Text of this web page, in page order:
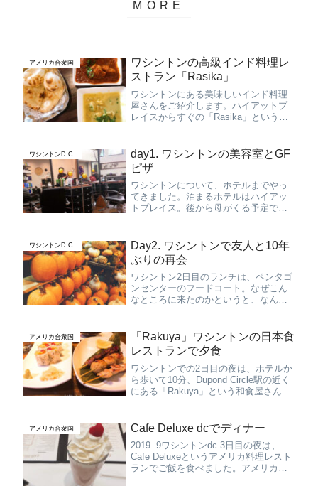
アメリカ合衆国
ワシントンの高級インド料理レ
ストラン「Rasika」
ワシントンにある美味しいインド料理
屋さんをご紹介します。ハイアットプ
レイスからすぐの「Rasika」というイ
す。かなり本格的なインド料理が食べ
れるお店...
ワシントンD.C.
day1. ワシントンの美容室とGF
ピザ
ワシントンについて、ホテルまでやっ
てきました。泊まるホテルはハイアッ
トプレイス。後から母がくる予定です
は移動でシャワー浴びれなかったので
すが、あとで髪を切りに行くのでとり
あ...
ワシントンD.C.
Day2. ワシントンで友人と10年
ぶりの再会
ワシントン2日目のランチは、ペンタゴ
ンセンターのフードコート。なぜこん
なところに来たのかというと、なんと
に来ていたので、連絡をとって会って
きました！ランチはハワイのロ...
アメリカ合衆国
「Rakuya」ワシントンの日本食
レストランで夕食
ワシントンでの2日目の夜は、ホテルか
ら歩いて10分、Dupond Circle駅の近く
にある「Rakuya」という和食屋さんで
ら食べました（笑）他にもつくね、焼
アメリカ合衆国 Cafe Deluxe dcでディナー
2019. 9ワシントンdc 3日目の夜は、
Cafe Deluxeというアメリカ料理レスト
ランでご飯を食べました。アメリカに